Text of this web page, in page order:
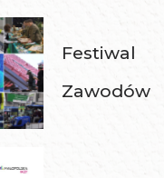
Festiwal
Zawodów